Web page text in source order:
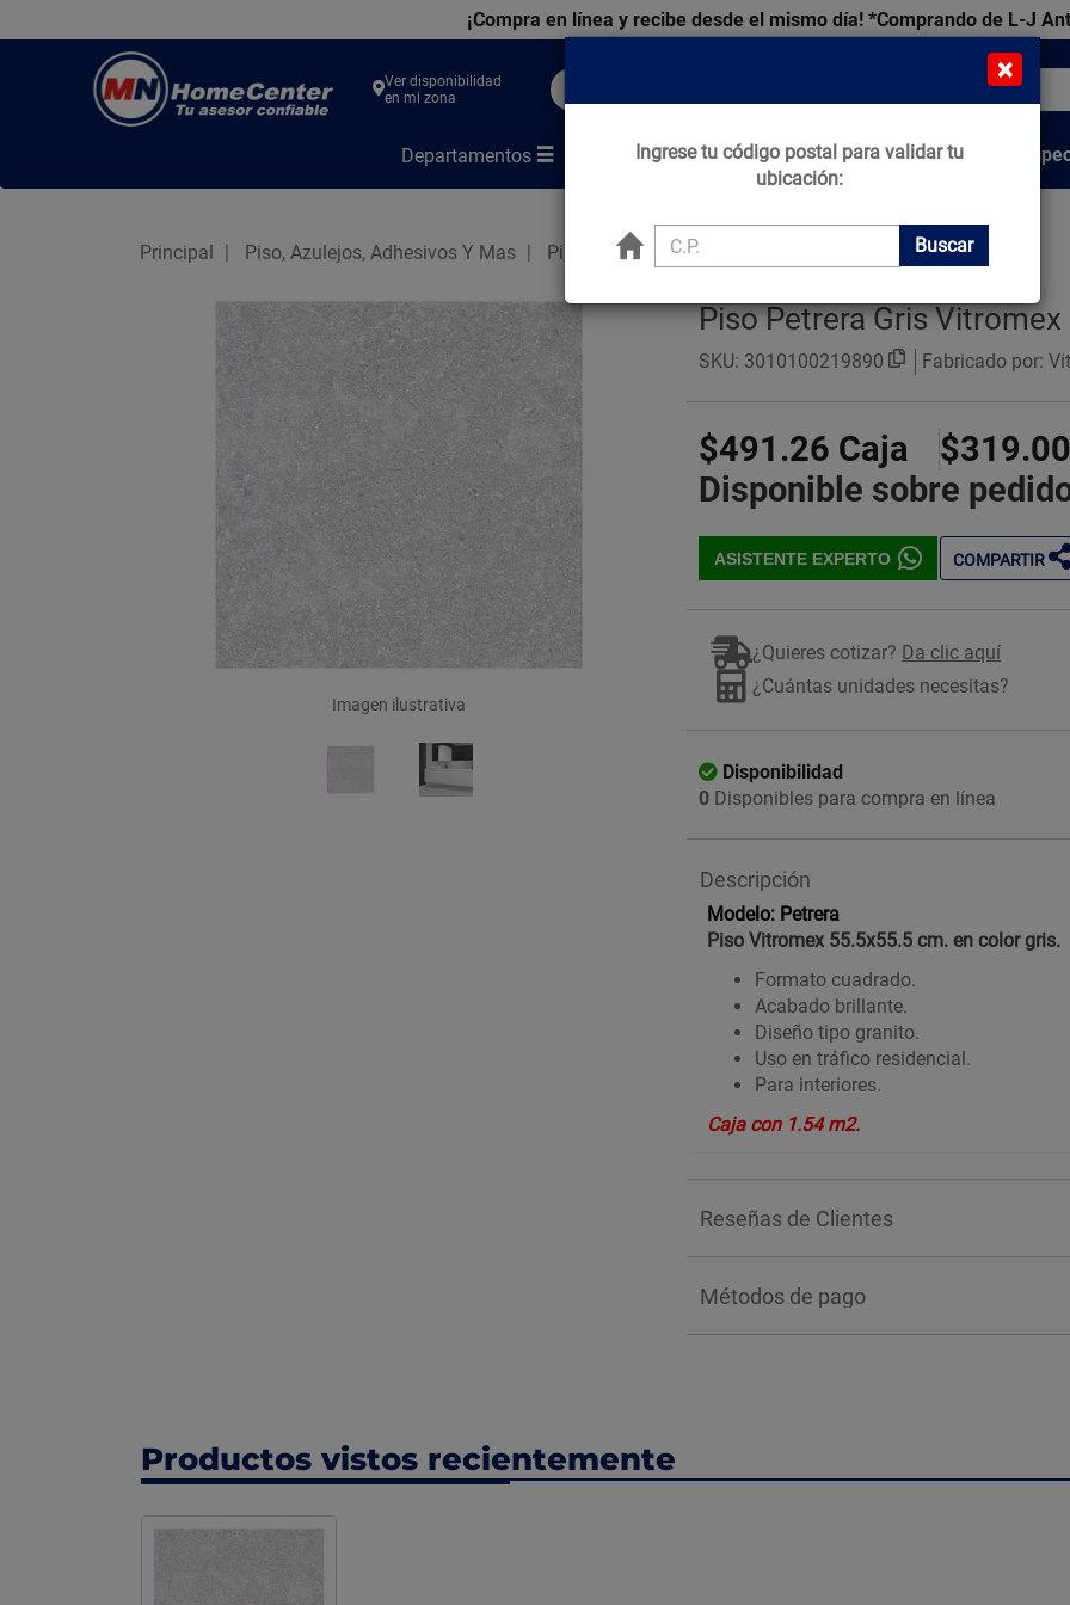
¡Compra en línea y recibe desde el mismo día! *Comprando de L-J
Center
Ver disponibilidad
en mi zona
Departamentos Marcas Tips que Construyen Venta
Principal Piso, Azulejos, Adhesivos Y Mas Pisos Estilo Piedra
Imagen ilustrativa
Piso Petrera Gris
SKU: 3010100219890 Fabricado por:
$491.26 Caja $319.00
Disponible sobre
ASISTENTE EXPERTO COMPARTIR
¿Quieres cotizar? Da clic aquí
¿Cuántas unidades necesitas?
Disponibilidad
0 Disponibles para compra en línea
Descripción
Modelo: Petrera
Piso Vitromex 55.5x55.5 cm. en color gris.
Formato cuadrado.
Acabado brillante.
Diseño tipo granito.
Uso en tráfico residencial.
Para interiores.
Caja con 1.54 m2.
Reseñas de Clientes
Métodos de pago
Productos vistos recientemente
×
Ingrese tu código postal para validar tu
ubicación:
Buscar